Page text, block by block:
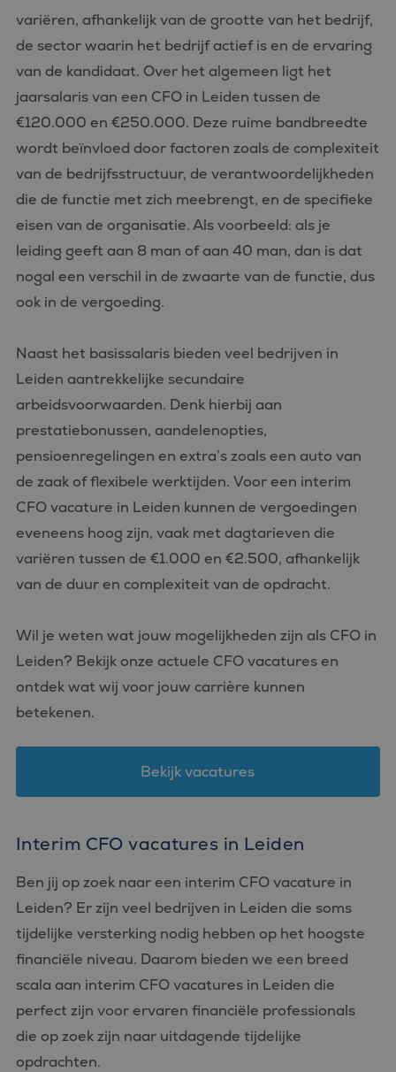
variëren, afhankelijk van de grootte van het bedrijf,
de sector waarin het bedrijf actief is en de ervaring
van de kandidaat. Over het algemeen ligt het
jaarsalaris van een CFO in Leiden tussen de
€120.000 en €250.000. Deze ruime bandbreedte
wordt beïnvloed door factoren zoals de complexiteit
van de bedrijfsstructuur, de verantwoordelijkheden
die de functie met zich meebrengt, en de specifieke
eisen van de organisatie. Als voorbeeld: als je
leiding geeft aan 8 man of aan 40 man, dan is dat
nogal een verschil in de zwaarte van de functie, dus
ook in de vergoeding.
Naast het basissalaris bieden veel bedrijven in
Leiden aantrekkelijke secundaire
arbeidsvoorwaarden. Denk hierbij aan
prestatiebonussen, aandelenopties,
pensioenregelingen en extra’s zoals een auto van
de zaak of flexibele werktijden. Voor een interim
CFO vacature in Leiden kunnen de vergoedingen
eveneens hoog zijn, vaak met dagtarieven die
variëren tussen de €1.000 en €2.500, afhankelijk
van de duur en complexiteit van de opdracht.
Wil je weten wat jouw mogelijkheden zijn als CFO in
Leiden? Bekijk onze actuele CFO vacatures en
ontdek wat wij voor jouw carrière kunnen
betekenen.
Bekijk vacatures
Interim CFO vacatures in Leiden
Ben jij op zoek naar een interim CFO vacature in
Leiden? Er zijn veel bedrijven in Leiden die soms
tijdelijke versterking nodig hebben op het hoogste
financiële niveau. Daarom bieden we een breed
scala aan interim CFO vacatures in Leiden die
perfect zijn voor ervaren financiële professionals
die op zoek zijn naar uitdagende tijdelijke
opdrachten.